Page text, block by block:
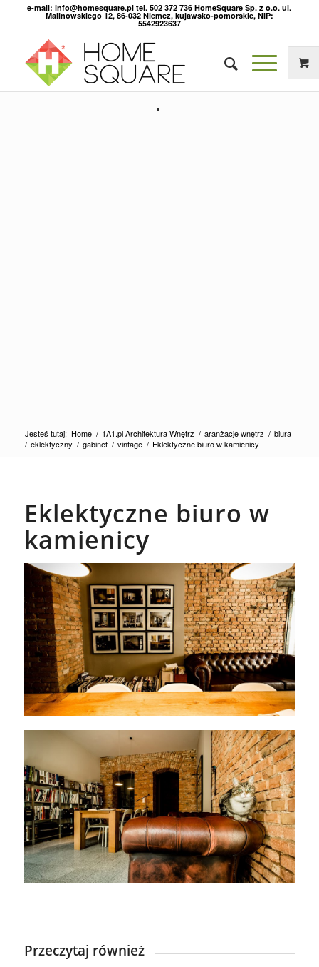
e-mail: info@homesquare.pl tel. 502 372 736 HomeSquare Sp. z o.o. ul.
Malinowskiego 12, 86-032 Niemcz, kujawsko-pomorskie, NIP:
5542923637
Jesteś tutaj: Home / 1A1.pl Architektura Wnętrz / aranżacje wnętrz / biura
/ eklektyczny / gabinet / vintage / Eklektyczne biuro w kamienicy
Eklektyczne biuro w
kamienicy
Przeczytaj również